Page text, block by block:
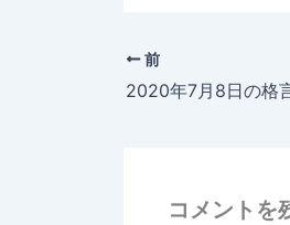
前
2020年7月8日の格
コメントを